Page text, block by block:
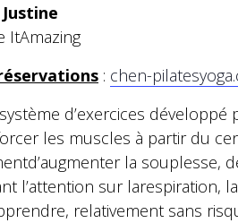
Justine
ItAmazing
: chen-
d’exercices
les muscles à partir du
la souplesse,
l’attention sur larespiration,
relativement sans